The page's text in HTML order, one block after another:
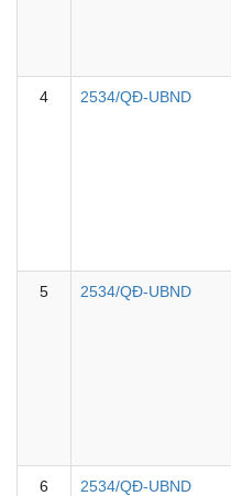
4 2534/QĐ-UBND
5 2534/QĐ-UBND
6 2534/QĐ-UBND